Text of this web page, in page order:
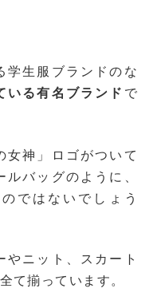
学生服ブランドのな
いる有名ブランド で
女神」ロゴがついて
バッグのように、
ではないでしょう
ニット、スカート
て揃っています。